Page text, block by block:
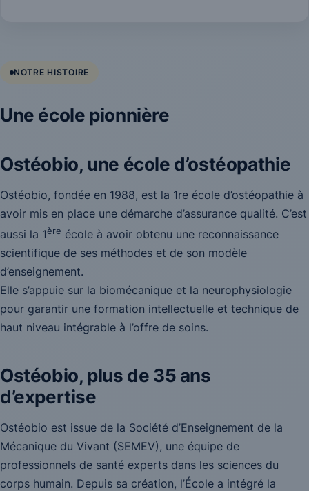
NOTRE HISTOIRE
Une école pionnière
Ostéobio, une école d’ostéopathie
Ostéobio, fondée en 1988, est la 1re école d’ostéopathie à
avoir mis en place une démarche d’assurance qualité. C’est
aussi la 1ère école à avoir obtenu une reconnaissance
scientifique de ses méthodes et de son modèle
d’enseignement.
Elle s’appuie sur la biomécanique et la neurophysiologie
pour garantir une formation intellectuelle et technique de
haut niveau intégrable à l’offre de soins.
Ostéobio, plus de 35 ans
d’expertise
Ostéobio est issue de la Société d’Enseignement de la
Mécanique du Vivant (SEMEV), une équipe de
professionnels de santé experts dans les sciences du
corps humain. Depuis sa création, l’École a intégré la